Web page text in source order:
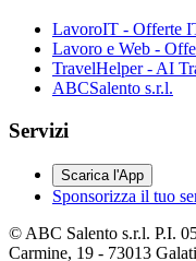
LavoroIT - Offerte
Lavoro e Web -
TravelHelper - AI
ABCSalento s.r.l.
Servizi
Scarica l'App
Sponsorizza il tuo
© ABC Salento s.r.l. P.I.
Carmine, 19 - 73013